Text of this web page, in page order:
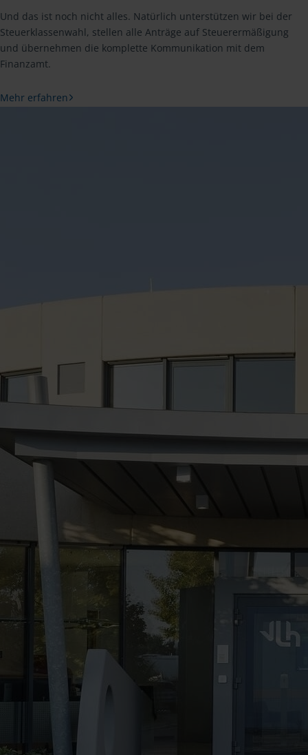
Und das ist noch nicht alles. Natürlich unterstützen wir bei der
Steuerklassenwahl, stellen alle Anträge auf Steuerermäßigung
und übernehmen die komplette Kommunikation mit dem
Finanzamt.
Mehr erfahren